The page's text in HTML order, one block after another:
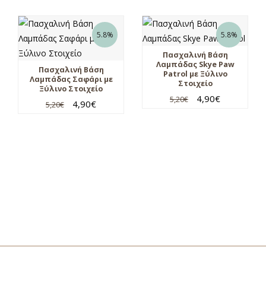
5.8%
Πασχαλινή Βάση
Λαμπάδας Σαφάρι με
Ξύλινο Στοιχείο
5,20€ 4,90€
5.8%
Πασχαλινή Βάση
Λαμπάδας Skye Paw
Patrol με Ξύλινο
Στοιχείο
5,20€ 4,90€